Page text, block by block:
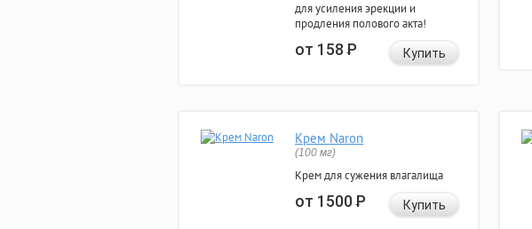
для усиления эрекции и
продления полового акта!
от 158Р Купить
Крем Naron
(100 мг)
Крем для сужения влагалища
от 1500Р Купить